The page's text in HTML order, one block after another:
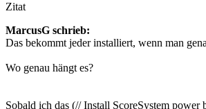
Zitat
MarcusG schrieb:
Das bekommt jeder installiert, wenn man
Wo genau hängt es?
Sobald ich das (// Install ScoreSystem